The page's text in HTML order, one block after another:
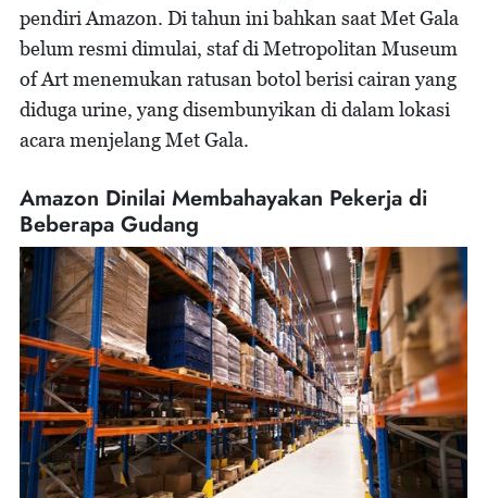
pendiri Amazon. Di tahun ini bahkan saat Met Gala
belum resmi dimulai, staf di Metropolitan Museum
of Art menemukan ratusan botol berisi cairan yang
diduga urine, yang disembunyikan di dalam lokasi
acara menjelang Met Gala.
Amazon Dinilai Membahayakan Pekerja di
Beberapa Gudang